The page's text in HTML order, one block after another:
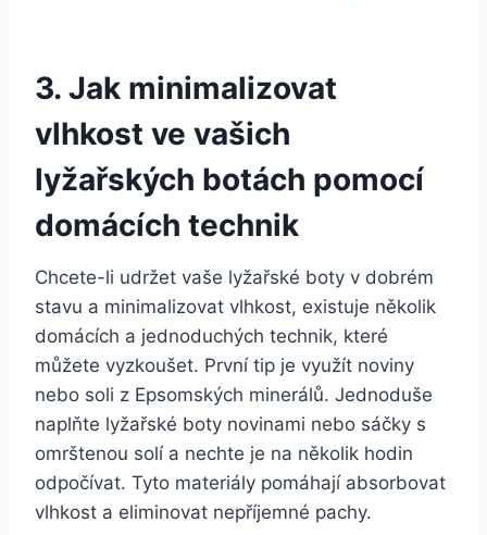
3. Jak minimalizovat
vlhkost ve‌ vašich⁤
lyžařských botách pomocí⁤
domácích technik
Chcete-li udržet vaše lyžařské‌ boty v dobrém
stavu a minimalizovat vlhkost, existuje několik​
domácích a jednoduchých technik, které
‍můžete‌ vyzkoušet. První tip je využít noviny
nebo soli z Epsomských minerálů. Jednoduše
naplňte lyžařské boty novinami nebo ⁤sáčky s ​
omrštenou solí a ​nechte je na několik hodin
odpočívat. Tyto materiály ⁤pomáhají absorbovat
vlhkost ⁢a eliminovat nepříjemné⁤ pachy.